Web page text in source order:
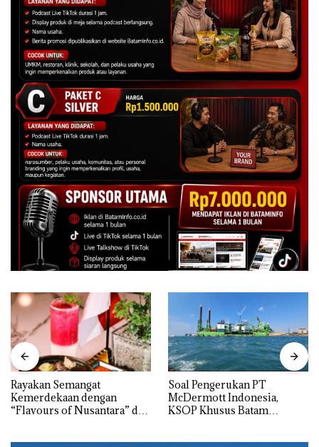
Rayakan Semangat
Kemerdekaan dengan
“Flavours of Nusantara” di
‎Soal Pengerukan PT
McDermott Indonesia,
KSOP Khusus Batam